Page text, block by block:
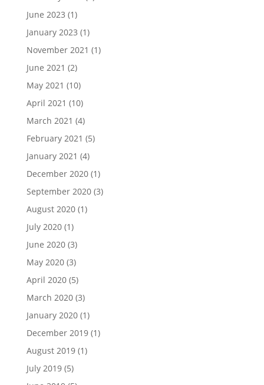
June 2023 (1)
January 2023 (1)
November 2021 (1)
June 2021 (2)
May 2021 (10)
April 2021 (10)
March 2021 (4)
February 2021 (5)
January 2021 (4)
December 2020(1)
September 2020(3)
August 2020(1)
July 2020(1)
June 2020(3)
May 2020(3)
April 2020(5)
March 2020(3)
January 2020(1)
December 2019(1)
August 2019(1)
July 2019(5)